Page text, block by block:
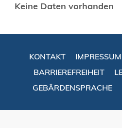
Keine Daten vorhanden
KONTAKT IMPRESSUM
BARRIEREFREIHEIT
GEBÄRDENSPRACHE